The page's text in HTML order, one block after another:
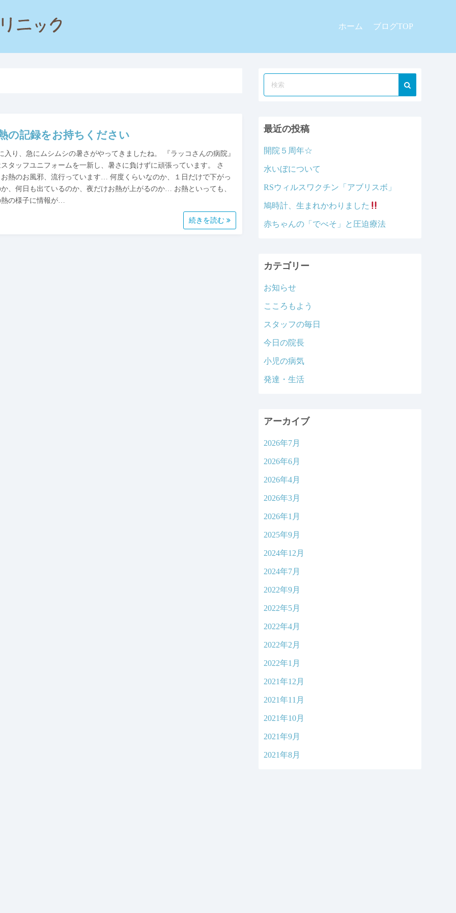
ホーム ブログTOP
の記録をお持ちください
入り、急にムシムシの暑さがやってきましたね。 『ラッコさんの病院』
スタッフユニフォームを一新し、暑さに負けずに頑張っています。 さ
お熱のお風邪、流行っています… 何度くらいなのか、１日だけで下がっ
か、何日も出ているのか、夜だけお熱が上がるのか… お熱といっても、
熱の様子に情報が…
続きを読む
最近の投稿
開院５周年☆
水いぼについて
RSウィルスワクチン「アブリスボ」
鳩時計、生まれかわりました
赤ちゃんの「でべそ」と圧迫療法
カテゴリー
お知らせ
こころもよう
スタッフの毎日
今日の院長
小児の病気
発達・生活
アーカイブ
2026年7月
2026年6月
2026年4月
2026年3月
2026年1月
2025年9月
2024年12月
2024年7月
2022年9月
2022年5月
2022年4月
2022年2月
2022年1月
2021年12月
2021年11月
2021年10月
2021年9月
2021年8月